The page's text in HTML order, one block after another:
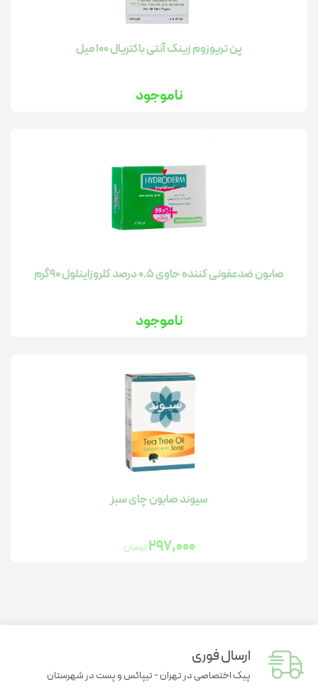
سیوند صابون چای سبز
297,000تومان
صابون ضدعفونی کننده حاوی 0.5 درصد کلروزاینلول 90گرم
ناموجود
پن تریوزوم زینک آنتی باکتریال 100 میل
ناموجود
ارسال فوری
پیک اختصاصی در تهران - تیپاکس و پست در شهرستان